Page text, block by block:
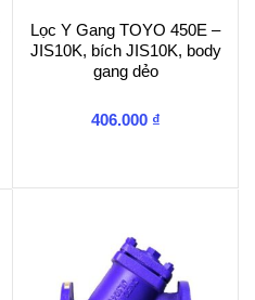
Lọc Y Gang TOYO 450E –
JIS10K, bích JIS10K, body
gang dẻo
406.000 ₫